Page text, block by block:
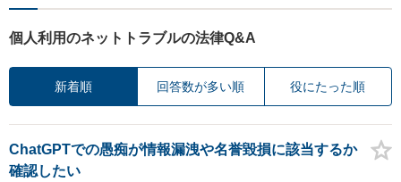
個人利用のネットトラブルの法律Q&A
新着順 回答数が多い順 役にたった順
ChatGPTでの愚痴が情報漏洩や名誉毀損に該当するか
確認したい